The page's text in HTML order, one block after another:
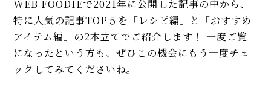
WEB FOODIEで2021年に公開した記事の中から、
特に人気の記事TOP５を「レシピ編」と「おすすめ
アイテム編」の2本立てでご紹介します！ 一度ご覧
になったという方も、ぜひこの機会にもう一度チェ
ックしてみてくださいね。